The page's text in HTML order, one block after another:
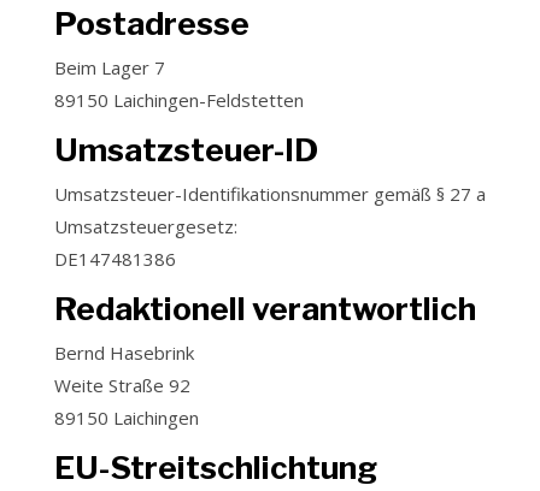
Postadresse
Beim Lager 7
89150 Laichingen-Feldstetten
Umsatzsteuer-ID
Umsatzsteuer-Identifikationsnummer gemäß § 27 a
Umsatzsteuergesetz:
DE147481386
Redaktionell verantwortlich
Bernd Hasebrink
Weite Straße 92
89150 Laichingen
EU-Streitschlichtung